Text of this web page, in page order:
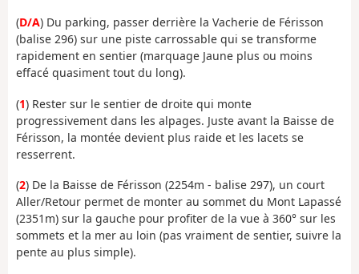
(D/A) Du parking, passer derrière la Vacherie de Férisson
(balise 296) sur une piste carrossable qui se transforme
rapidement en sentier (marquage Jaune plus ou moins
effacé quasiment tout du long).
(1) Rester sur le sentier de droite qui monte
progressivement dans les alpages. Juste avant la Baisse de
Férisson, la montée devient plus raide et les lacets se
resserrent.
(2) De la Baisse de Férisson (2254m - balise 297), un court
Aller/Retour permet de monter au sommet du Mont Lapassé
(2351m) sur la gauche pour profiter de la vue à 360° sur les
sommets et la mer au loin (pas vraiment de sentier, suivre la
pente au plus simple).